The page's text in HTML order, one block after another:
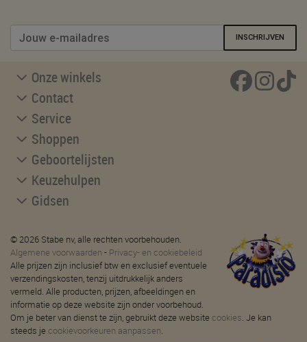
INSCHRIJVEN
Onze winkels
Contact
Service
Shoppen
Geboortelijsten
Keuzehulpen
Gidsen
© 2026 Stabe nv, alle rechten voorbehouden.
Algemene voorwaarden - Privacy- en cookiebeleid
Alle prijzen zijn inclusief btw en exclusief eventuele
verzendingskosten, tenzij uitdrukkelijk anders
vermeld. Alle producten, prijzen, afbeeldingen en
informatie op deze website zijn onder voorbehoud.
Om je beter van dienst te zijn, gebruikt deze website cookies. Je kan
steeds je cookievoorkeuren aanpassen.